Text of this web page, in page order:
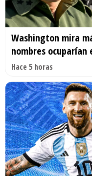
Washington mira
nombres ocuparían
Hace 5 horas